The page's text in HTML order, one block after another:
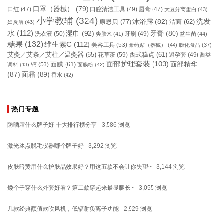
口红 (47) 口罩（器械） (79) 口腔清洁工具 (49) 唇膏 (47) 大豆分离蛋白 (43)
妇炎洁 (43) 小学教辅 (324) 康恩贝 (77) 沐浴露 (82) 洁面 (62) 洗发
水 (112) 洗衣液 (50) 湿巾 (92) 爽肤水 (41) 牙刷 (49) 牙膏 (80) 益生菌 (44)
糖果 (132)维生素C (112) 美容工具 (53) 膏药贴（器械） (44) 膨化食品 (37)
艾灸／艾条／艾柱／温灸器 (65) 花草茶 (59) 西式糕点 (61) 避孕套 (49) 酱类
调料 (43) 钙 (53) 面膜 (61) 面膜粉 (42) 面部护理套装 (103) 面部精华
(87) 面霜 (89) 香水 (42)
热门专题
防晒霜什么牌子好 十大排行榜分享 - 3,586 浏览
激光冰点脱毛仪器哪个牌子好 - 3,292 浏览
皮肤暗黄用什么护肤品效果好？用这五款不会让你失望~ - 3,144 浏览
矮个子穿什么外套好看？第二款穿起来最显腿长~ - 3,055 浏览
几款经典颜值款吹风机，低辐射负离子功能 - 2,929 浏览